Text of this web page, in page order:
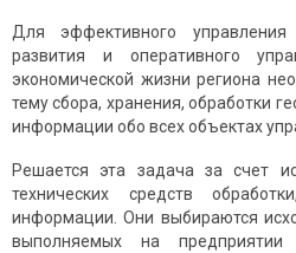
Для эффективного управления
развития и оперативного
экономической жизни региона
тему сбора, хранения, обработки
информации обо всех объектах
Решается эта задача за счет
технических средств
информации. Они выбираются
выполняемых на предприятии